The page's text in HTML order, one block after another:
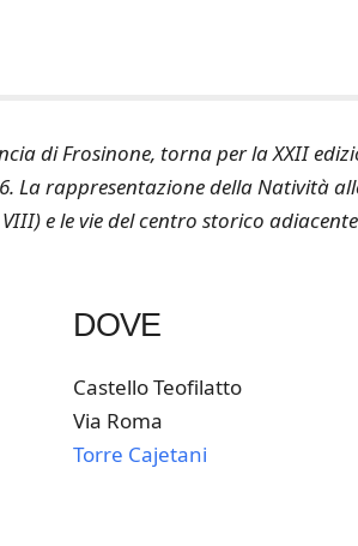
di Frosinone, torna per la XXII
La rappresentazione della Natività
e le vie del centro storico adiacente
DOVE
Castello Teofilatto
Via Roma
Torre Cajetani